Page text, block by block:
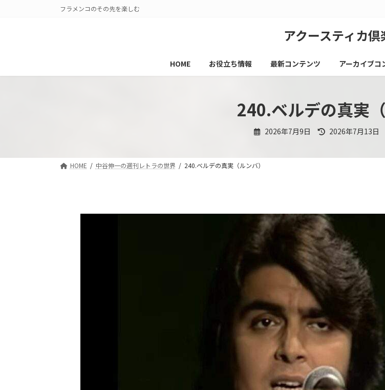
ス
ン
フラメンコのその先を楽しむ
アクースティカ倶
HOME お役立ち情報 最新コンテンツ アーカイブコ
240.ベルデの真実（
2026年7月9日 最
終
日
2026年7月13日
HOME 中谷伸一の週刊レトラの世界 240.ベルデの真実（ルンバ）